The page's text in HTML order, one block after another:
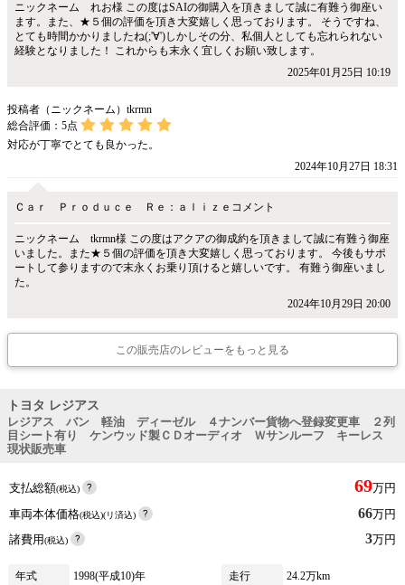
ニックネーム れお様 この度はSAIの御購入を頂きまして誠に有難う御座い
ます。また、★５個の評価を頂き大変嬉しく思っております。 そうですね、
とても時間かかりましたね(;'∀')しかしその分、私個人としても忘れられない
経験となりました！ これからも末永く宜しくお願い致します。
2025年01月25日 10:19
投稿者（ニックネーム）tkrmn
総合評価： 5点
対応が丁寧でとても良かった。
2024年10月27日 18:31
Ｃａｒ Ｐｒｏｄｕｃｅ Ｒｅ：ａｌｉｚｅコメント
ニックネーム tkrmn様 この度はアクアの御成約を頂きまして誠に有難う御座
いました。また★５個の評価を頂き大変嬉しく思っております。 今後もサポ
ートして参りますので末永くお乗り頂けると嬉しいです。 有難う御座いまし
た。
2024年10月29日 20:00
この販売店のレビューをもっと見る
トヨタ レジアス
レジアス バン 軽油 ディーゼル ４ナンバー貨物へ登録変更車 ２列
目シート有り ケンウッド製ＣＤオーディオ Ｗサンルーフ キーレス
現状販売車
支払総額(税込) 69万円
車両本体価格(税込)(リ済込) 66万円
諸費用(税込) 3万円
年式 1998(平成10)年 走行
24.2万km